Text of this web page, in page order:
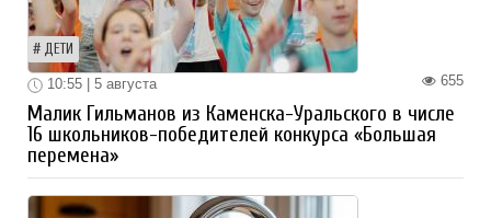
ДЕТИ
655
10:55 | 5 августа
Малик Гильманов из Каменска-Уральского в числе
16 школьников-победителей конкурса «Большая
перемена»